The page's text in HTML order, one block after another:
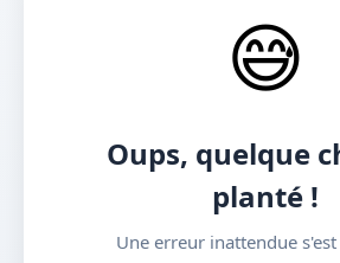
😅
Oups, quelque
planté !
Une erreur inattendue